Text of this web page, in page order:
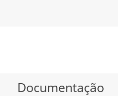
Documentação